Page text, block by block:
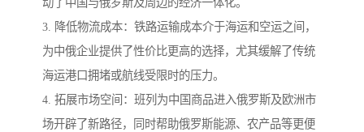
动了中国与俄罗斯及周边的经济一体化。
3. 降低物流成本：铁路运输成本介于海运和空运之间，
为中俄企业提供了性价比更高的选择，尤其缓解了传统
海运港口拥堵或航线受限时的压力。
4. 拓展市场空间：班列为中国商品进入俄罗斯及欧洲市
场开辟了新路径，同时帮助俄罗斯能源、农产品等更便